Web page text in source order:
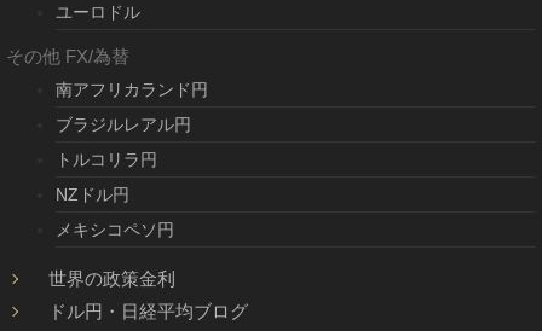
ユーロドル
その他 FX/為替
南アフリカランド円
ブラジルレアル円
トルコリラ円
NZドル円
メキシコペソ円
世界の政策金利
ドル円・日経平均ブログ